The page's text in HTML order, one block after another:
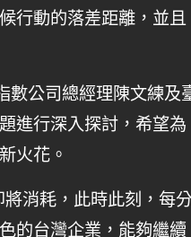
行動的落差距離，並且
數公司總經理陳文練及
進行深入探討，希望為
火花。
消耗，此時此刻，每
的台灣企業，能夠繼續